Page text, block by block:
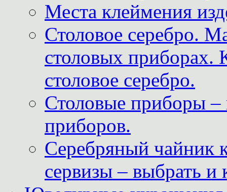
Места клеймения
Столовое серебро.
столовых приборах.
столовое серебро.
Столовые приборы –
приборов.
Серебряный чайник
сервизы – выбрать и